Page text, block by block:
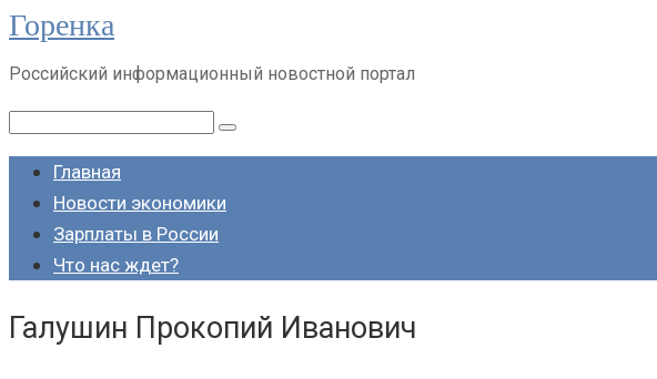
Перейти
контенту
Горенка
Российский информационный новостной портал
Поиск:
Главная
Новости экономики
Зарплаты в России
Что нас ждет?
Галушин Прокопий Иванович